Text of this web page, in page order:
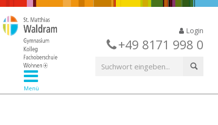
Login
+49 8171 998 0
Menü